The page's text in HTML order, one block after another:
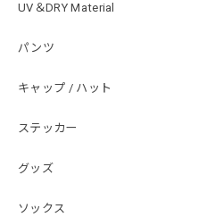
UV＆DRY Material
パンツ
キャップ / ハット
ステッカー
グッズ
ソックス